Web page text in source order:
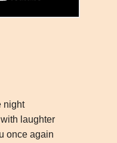
night
laughter
once again